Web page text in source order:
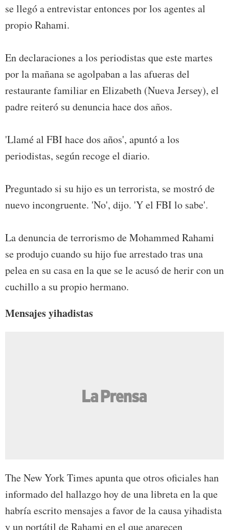
se llegó a entrevistar entonces por los agentes al
propio Rahami.
En declaraciones a los periodistas que este martes
por la mañana se agolpaban a las afueras del
restaurante familiar en Elizabeth (Nueva Jersey), el
padre reiteró su denuncia hace dos años.
'Llamé al FBI hace dos años', apuntó a los
periodistas, según recoge el diario.
Preguntado si su hijo es un terrorista, se mostró de
nuevo incongruente. 'No', dijo. 'Y el FBI lo sabe'.
La denuncia de terrorismo de Mohammed Rahami
se produjo cuando su hijo fue arrestado tras una
pelea en su casa en la que se le acusó de herir con un
cuchillo a su propio hermano.
Mensajes yihadistas
The New York Times apunta que otros oficiales han
informado del hallazgo hoy de una libreta en la que
habría escrito mensajes a favor de la causa yihadista
y un portátil de Rahami en el que aparecen